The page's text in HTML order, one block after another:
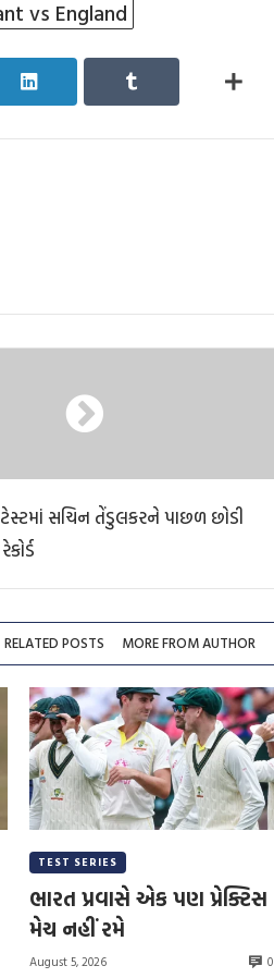
vs England
સચિન તેંડુલકરને પાછળ છોડી
RELATED POSTS MORE FROM AUTHOR
TEST SERIES
ભારત પ્રવાસે એક પણ પ્રેક્ટિસ
મેચ નહીં રમે
August 5, 2026 0